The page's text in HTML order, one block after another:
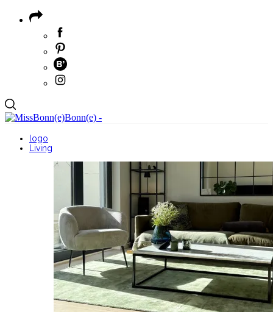
logo
Living